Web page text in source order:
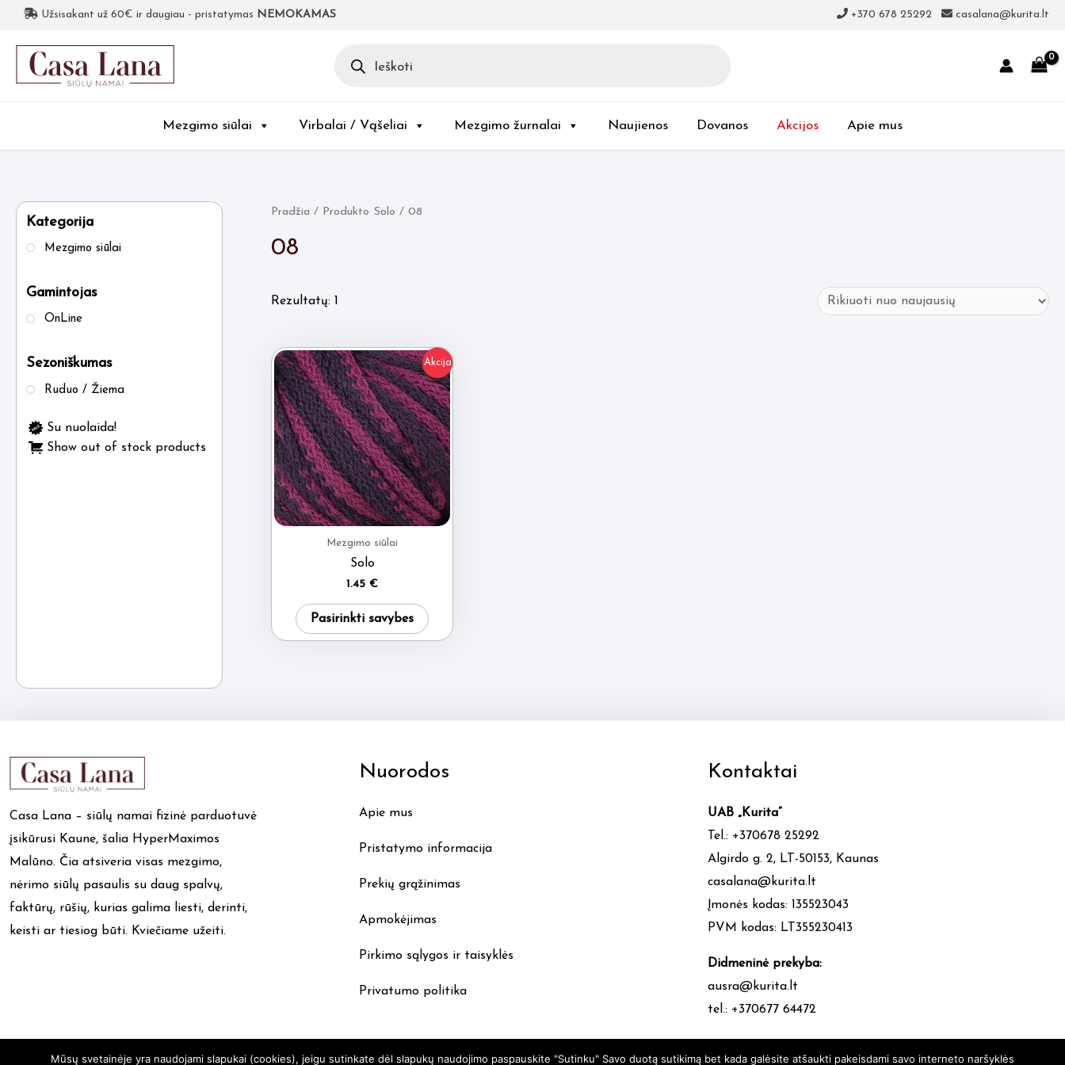
Užsisakant už 60€ ir daugiau - pristatymas NEMOKAMAS +370 678 25292 casalana@kurita.lt
search
Mezgimo siūlai Virbalai / Vąšeliai Mezgimo žurnalai Naujienos Dovanos Akcijos Apie mus
Kategorija
Mezgimo siūlai
Gamintojas
OnLine
Sezoniškumas
Ruduo / Žiema
Su nuolaida!
Show out of stock products
Pradžia / Produkto Solo / 08
08
Rezultatų: 1
Akcija
Mezgimo siūlai
Solo
1.45 €
Pasirinkti savybes
product
may
product
Casa Lana – siūlų namai fizinė parduotuvė
įsikūrusi Kaune, šalia HyperMaximos
Malūno. Čia atsiveria visas mezgimo,
nėrimo siūlų pasaulis su daug spalvų,
faktūrų, rūšių, kurias galima liesti, derinti,
keisti ar tiesiog būti. Kviečiame užeiti.
Nuorodos
Apie mus
Pristatymo informacija
Prekių grąžinimas
Apmokėjimas
Pirkimo sąlygos ir taisyklės
Privatumo politika
Kontaktai
UAB „Kurita”
Tel.: +370678 25292
Algirdo g. 2, LT-50153, Kaunas
casalana@kurita.lt
Įmonės kodas: 135523043
PVM kodas: LT355230413
Didmeninė prekyba:
ausra@kurita.lt
tel.: +370677 64472
Mūsų svetainėje yra naudojami slapukai (cookies), jeigu sutinkate dėl slapukų naudojimo paspauskite "Sutinku" Savo duotą sutikimą bet kada galėsite atšaukti pakeisdami savo interneto naršyklės